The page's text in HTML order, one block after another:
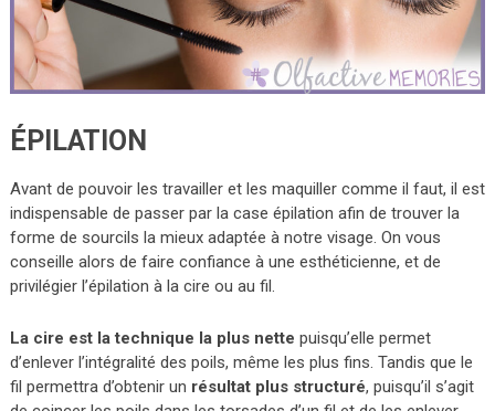
ÉPILATION
Avant de pouvoir les travailler et les maquiller comme il faut, il est
indispensable de passer par la case épilation afin de trouver la
forme de sourcils la mieux adaptée à notre visage. On vous
conseille alors de faire confiance à une esthéticienne, et de
privilégier l’épilation à la cire ou au fil.
La cire est la technique la plus nette puisqu’elle permet
d’enlever l’intégralité des poils, même les plus fins. Tandis que le
fil permettra d’obtenir un résultat plus structuré, puisqu’il s’agit